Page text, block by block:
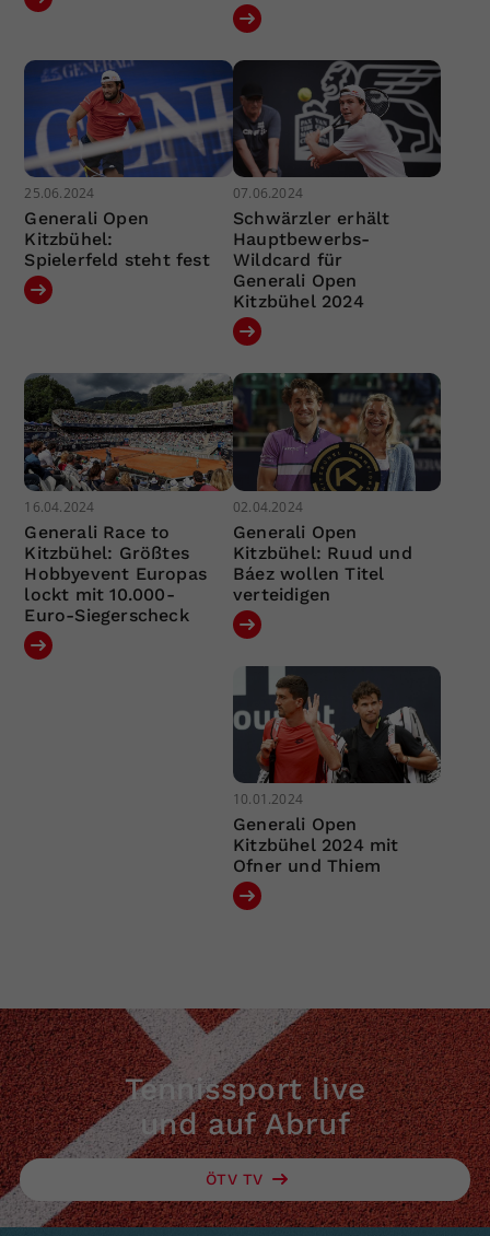
25.06.2024
Generali Open
Kitzbühel:
Spielerfeld steht fest
07.06.2024
Schwärzler erhält
Hauptbewerbs-
Wildcard für
Generali Open
Kitzbühel 2024
16.04.2024
Generali Race to
Kitzbühel: Größtes
Hobbyevent Europas
lockt mit 10.000-
Euro-Siegerscheck
02.04.2024
Generali Open
Kitzbühel: Ruud und
Báez wollen Titel
verteidigen
10.01.2024
Generali Open
Kitzbühel 2024 mit
Ofner und Thiem
Tennissport live
und auf Abruf
ÖTV TV